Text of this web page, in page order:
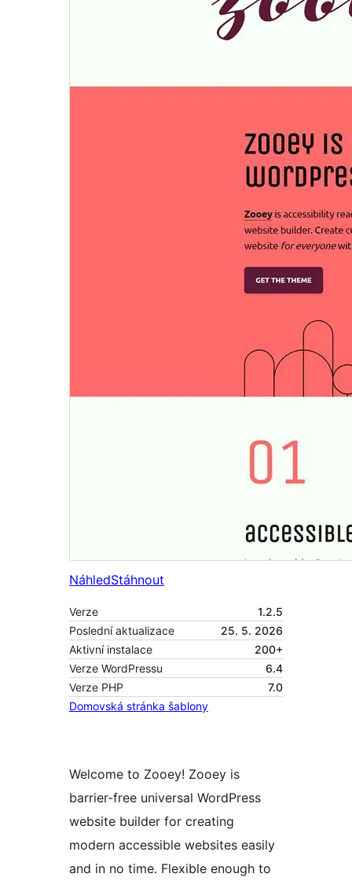
NáhledStáhnout
Verze
1.2.5
Poslední aktualizace
25. 5. 2026
Aktivní instalace
200+
Verze WordPressu
6.4
Verze PHP
7.0
Domovská stránka šablony
Welcome to Zooey! Zooey is
barrier-free universal WordPress
website builder for creating
modern accessible websites easily
and in no time. Flexible enough to